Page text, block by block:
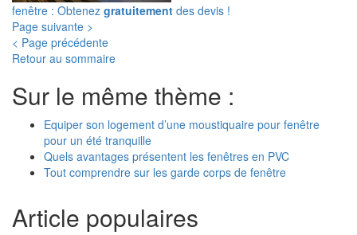
fenêtre : Obtenez gratuitement des devis !
Page suivante >
< Page précédente
Retour au sommaire
Sur le même thème :
Equiper son logement d’une moustiquaire pour fenêtre
pour un été tranquille
Quels avantages présentent les fenêtres en PVC
Tout comprendre sur les garde corps de fenêtre
Article populaires